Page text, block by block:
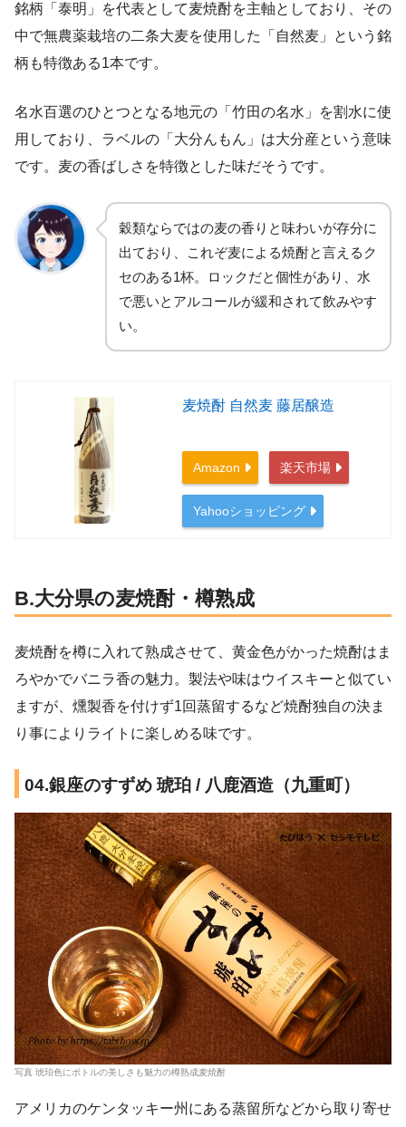
銘柄「泰明」を代表として麦焼酎を主軸としており、その
中で無農薬栽培の二条大麦を使用した「自然麦」という銘
柄も特徴ある1本です。
名水百選のひとつとなる地元の「竹田の名水」を割水に使
用しており、ラベルの「大分んもん」は大分産という意味
です。麦の香ばしさを特徴とした味だそうです。
穀類ならではの麦の香りと味わいが存分に
出ており、これぞ麦による焼酎と言えるク
セのある1杯。ロックだと個性があり、水
で悪いとアルコールが緩和されて飲みやす
い。
麦焼酎 自然麦 藤居醸造
Amazon 楽天市場
Yahooショッピング
B.大分県の麦焼酎・樽熟成
麦焼酎を樽に入れて熟成させて、黄金色がかった焼酎はま
ろやかでバニラ香の魅力。製法や味はウイスキーと似てい
ますが、燻製香を付けず1回蒸留するなど焼酎独自の決ま
り事によりライトに楽しめる味です。
04.銀座のすずめ 琥珀 / 八鹿酒造（九重町）
写真 琥珀色にボトルの美しさも魅力の樽熟成麦焼酎
アメリカのケンタッキー州にある蒸留所などから取り寄せ